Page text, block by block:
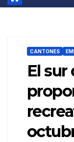
CANTONES
El sur